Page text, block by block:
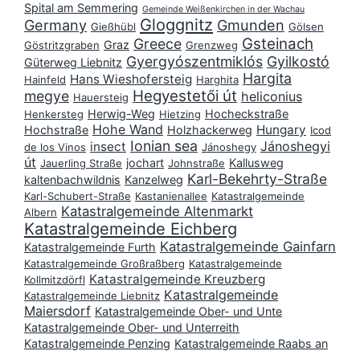
Spital am Semmering Gemeinde Weißenkirchen in der Wachau
Germany Gießhübl Gloggnitz Gmunden Gölsen
Göstritzgraben Graz Greece Grenzweg Gsteinach
Güterweg Liebnitz Gyergyószentmiklós Gyilkostó
Hainfeld Hans Wieshofersteig Harghita Hargita
megye Hauersteig Hegyestetői út heliconius
Henkersteg Herwig-Weg Hietzing Hocheckstraße
Hochstraße Hohe Wand Holzhackerweg Hungary Icod
de los Vinos insect Ionian sea Jánoshegy Jánoshegyi
út Jauerling Straße jochart Johnstraße Kallusweg
kaltenbachwildnis Kanzelweg Karl-Bekehrty-Straße
Karl-Schubert-Straße Kastanienallee Katastralgemeinde
Albern Katastralgemeinde Altenmarkt
Katastralgemeinde Eichberg
Katastralgemeinde Furth Katastralgemeinde Gainfarn
Katastralgemeinde Großraßberg Katastralgemeinde
Kollmitzdörfl Katastralgemeinde Kreuzberg
Katastralgemeinde Liebnitz Katastralgemeinde
Maiersdorf Katastralgemeinde Ober- und Unte
Katastralgemeinde Ober- und Unterreith
Katastralgemeinde Penzing Katastralgemeinde Raabs an